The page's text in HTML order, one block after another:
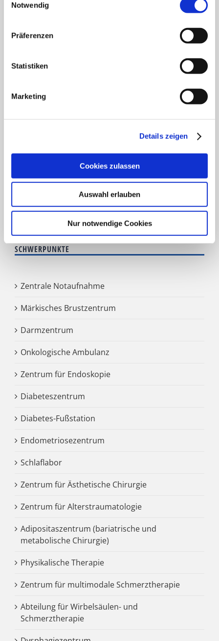
Notwendig
Präferenzen
Statistiken
Marketing
Details zeigen
Cookies zulassen
Auswahl erlauben
Nur notwendige Cookies
Klinik für Innere Medizin Goethestraße
Klinik für Innere Medizin Schützenstraße
Klinik für Plastische und Ästhetische Chirurgie,
Gefäß- und Handchirurgie
Klinik für Geriatrie
HNO Belegabteilung
Pflegedienst
SCHWERPUNKTE
Zentrale Notaufnahme
Märkisches Brustzentrum
Darmzentrum
Onkologische Ambulanz
Zentrum für Endoskopie
Diabeteszentrum
Diabetes-Fußstation
Endometriosezentrum
Schlaflabor
Zentrum für Ästhetische Chirurgie
Zentrum für Alterstraumatologie
Adipositaszentrum (bariatrische und
metabolische Chirurgie)
Physikalische Therapie
Zentrum für multimodale Schmerztherapie
Abteilung für Wirbelsäulen- und
Schmerztherapie